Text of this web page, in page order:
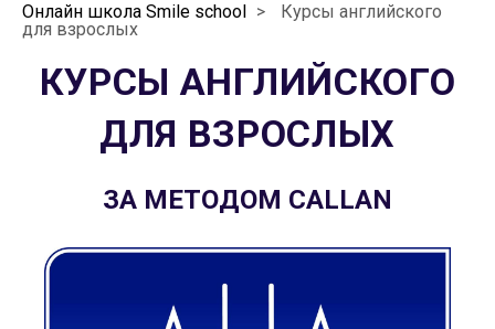
Онлайн школа Smile school >
Курсы английского
для взрослых
КУРСЫ АНГЛИЙСКОГО
ДЛЯ ВЗРОСЛЫХ
ЗА МЕТОДОМ CALLAN